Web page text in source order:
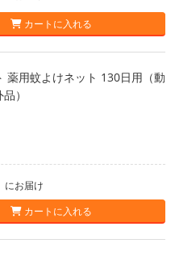
カートに入れる
薬用蚊よけネット 130日用（動
）
にお届け
カートに入れる